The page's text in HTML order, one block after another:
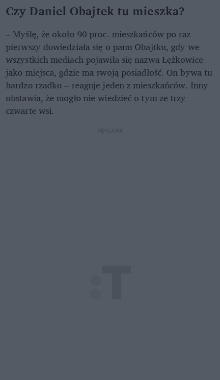
Czy Daniel Obajtek tu mieszka?
– Myślę, że około 90 proc. mieszkańców po raz
pierwszy dowiedziała się o panu Obajtku, gdy we
wszystkich mediach pojawiła się nazwa Łężkowice
jako miejsca, gdzie ma swoją posiadłość. On bywa tu
bardzo rzadko – reaguje jeden z mieszkańców. Inny
obstawia, że mogło nie wiedzieć o tym ze trzy
czwarte wsi.
REKLAMA